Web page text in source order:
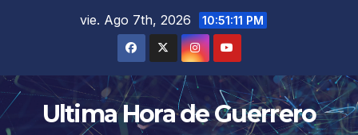
vie. Ago 7th, 2026 10:51:11 PM
Ultima Hora de Guerrero